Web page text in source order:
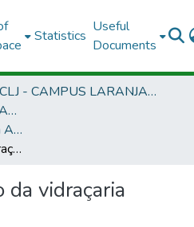
Statistics
Useful
Documents
CLJ - CAMPUS LARANJAL DO JARI
GRADLJ - CURSOS GRADUAÇÃO - CAMPUS LARANJAL DO JARI
TCCLJ - Bacharelado em Administração
Plano de negócio da vidraçaria Glass Pro
da vidraçaria